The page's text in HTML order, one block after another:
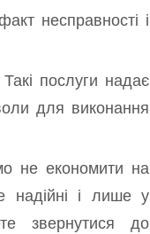
несправності і
послуги надає
для виконання
не економити на
надійні і лише у
звернутися до